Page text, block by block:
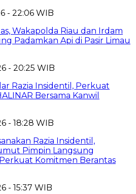
- 22:06 WIB
Wakapolda Riau dan Irdam
Padamkan Api di Pasir Limau
- 20:25 WIB
Razia Insidentil, Perkuat
Bersama Kanwil
- 18:28 WIB
Razia Insidentil,
Pimpin Langsung
Komitmen Berantas
- 15:37 WIB